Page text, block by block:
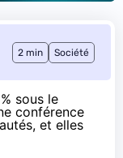
2 min Société
sous le
conférence
et elles